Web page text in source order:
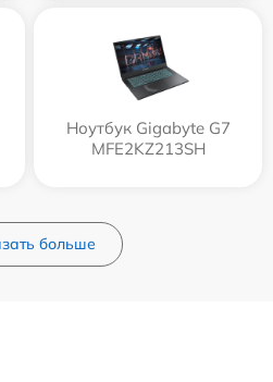
Ноутбук Gigabyte G7
MFE2KZ213SH
больше